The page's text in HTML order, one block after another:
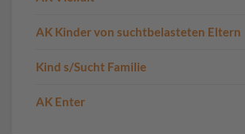
AK Kinder von suchtbelasteten Eltern
Kind s/Sucht Familie
AK Enter